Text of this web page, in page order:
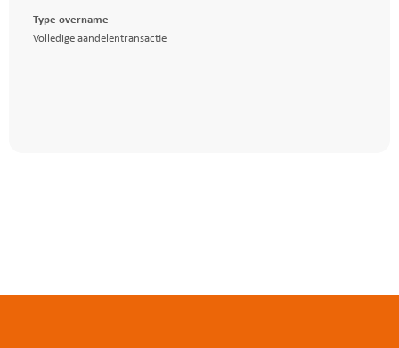
Type overname
Volledige aandelentransactie